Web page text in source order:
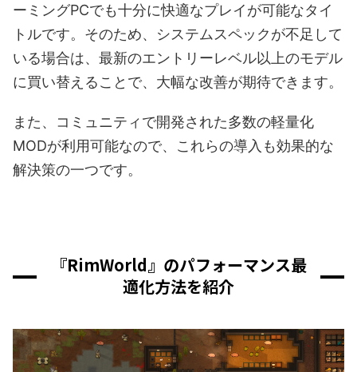
ーミングPCでも十分に快適なプレイが可能なタイ
トルです。そのため、システムスペックが不足して
いる場合は、最新のエントリーレベル以上のモデル
に買い替えることで、大幅な改善が期待できます。
また、コミュニティで開発された多数の軽量化
MODが利用可能なので、これらの導入も効果的な
解決策の一つです。
『RimWorld』のパフォーマンス最
適化方法を紹介